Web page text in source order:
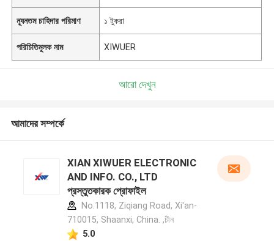
ন্যূনতম চাহিদার পরিমাণ ১ টুকরা
পরিচিতিমুলক নাম XIWUER
আরো দেখুন
আমাদের সম্পর্কে
XIAN XIWUER ELECTRONIC
AND INFO. CO., LTD
প্রস্তুতকারক প্রোফাইল
No.1118, Ziqiang Road, Xi'an-
710015, Shaanxi, China. ,চীন
5.0